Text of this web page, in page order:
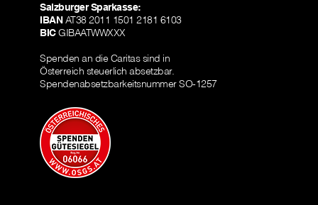
Salzburger Sparkasse:
IBANAT38 2011 1501 2181 6103
BICGIBAATWWXXX
Spenden an die Caritas sind in
Österreich steuerlich absetzbar.
Spendenabsetzbarkeitsnummer SO-1257